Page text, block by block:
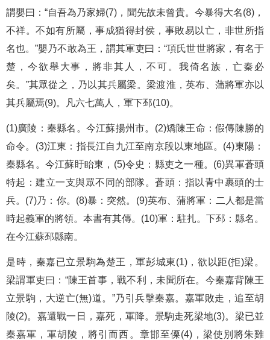
謂嬰曰：“自吾為乃家婦(7)，聞先故未曾貴。今暴得大名(8)，
不祥。不如有所屬，事成猶得封侯，事敗易以亡，非世所指
名也。”嬰乃不敢為王，謂其軍吏曰：“項氏世世將家，有名于
楚，今欲舉大事，將非其人，不可。我倚名族，亡秦必
矣。”其眾從之，乃以其兵屬梁。梁渡淮，英布、蒲將軍亦以
其兵屬焉(9)。凡六七萬人，軍下邳(10)。
(1)廣陵：秦縣名。今江蘇揚州市。(2)矯陳王命：假傳陳勝的
命令。(3)江東：指長江自九江至南京段以東地區。(4)東陽：
秦縣名。今江蘇盱眙東，(5)令史：縣吏之一種。(6)異軍蒼頭
特起：建立一支與眾不同的部隊。蒼頭：指以青中裹頭的士
兵。(7)乃：你。(8)暴：突然。(9)英布、蒲將軍：二人都是當
時起義軍的將領。本書有其傳。(10)軍：駐扎。下邳：縣名。
在今江蘇邳縣南。
是時，秦嘉已立景駒為楚王，軍彭城東(1)，欲以距(拒)梁。
梁謂軍吏曰：“陳王首事，戰不利，未聞所在。今秦嘉背陳王
立景駒，大逆亡(無)道。”乃引兵擊秦嘉。嘉軍敗走，追至胡
陵(2)。嘉還戰一日，嘉死，軍降。景駒走死梁地(3)。梁已並
秦嘉軍，軍胡陵，將引而西。章邯至傈(4)，梁使別將朱雞